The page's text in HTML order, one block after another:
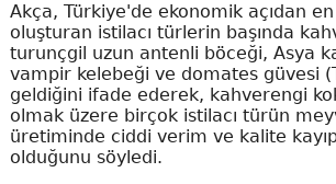
Akça, Türkiye'de ekonomik açıdan
oluşturan istilacı türlerin başında
turunçgil uzun antenli böceği, Asya
vampir kelebeği ve domates güvesi
geldiğini ifade ederek, kahverengi
olmak üzere birçok istilacı türün
üretiminde ciddi verim ve kalite
olduğunu söyledi.